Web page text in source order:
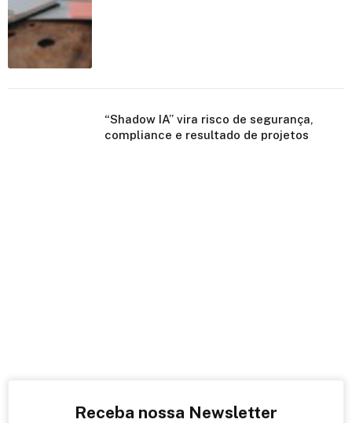
“Shadow IA” vira risco de segurança,
compliance e resultado de projetos
Receba nossa Newsletter